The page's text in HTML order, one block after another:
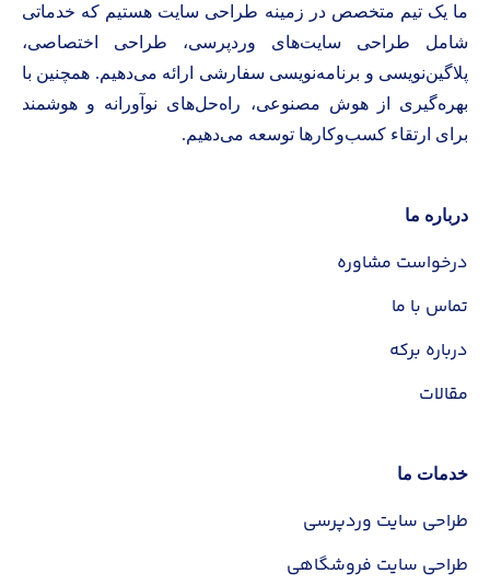
نام و نام خانوادگی
مبلغ سفارش شما:
ما یک تیم متخصص در زمینه طراحی سایت هستیم که خدماتی
شامل طراحی سایت‌های وردپرسی، طراحی اختصاصی،
پلاگین‌نویسی و برنامه‌نویسی سفارشی ارائه می‌دهیم. همچنین با
بهره‌گیری از هوش مصنوعی، راه‌حل‌های نوآورانه و هوشمند
برای ارتقاء کسب‌وکارها توسعه می‌دهیم.
درباره ما
درخواست مشاوره
تماس با ما
درباره برکه
مقالات
خدمات ما
طراحی سایت وردپرسی
طراحی سایت فروشگاهی